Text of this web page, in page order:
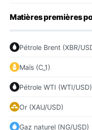
Matières premières
Pétrole Brent (XBR/
Maïs (C_1)
Pétrole WTI (WTI/USD)
Or (XAU/USD)
Gaz naturel (NG/USD)